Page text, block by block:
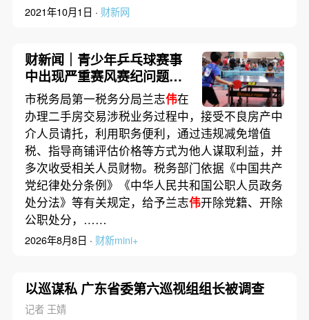
2021年10月1日 · 财新网
财新闻｜青少年乒乓球赛事
中出现严重赛风赛纪问题，
乒协发文
市税务局第一税务分局兰志伟在
办理二手房交易涉税业务过程中，接受不良房产中
介人员请托，利用职务便利，通过违规减免增值
税、指导商铺评估价格等方式为他人谋取利益，并
多次收受相关人员财物。税务部门依据《中国共产
党纪律处分条例》《中华人民共和国公职人员政务
处分法》等有关规定，给予兰志伟开除党籍、开除
公职处分，……
2026年8月8日 · 财新mini+
以巡谋私 广东省委第六巡视组组长被调查
记者 王婧